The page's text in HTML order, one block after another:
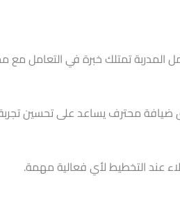
المدربة تمتلك خبرة في التعامل مع
ضيافة محترف يساعد على تحسين
عند التخطيط لأي فعالية مهمة.